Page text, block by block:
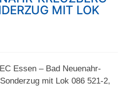
MIT LOK
Essen – Bad Neuenahr-
mit Lok 086 521-2,